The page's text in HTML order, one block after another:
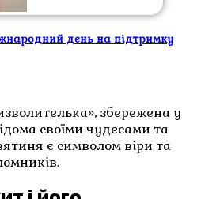
день на підтримку
своїми чудесами та
є символом віри та